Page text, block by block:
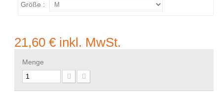
Größe :
21,60 € inkl. MwSt.
Menge